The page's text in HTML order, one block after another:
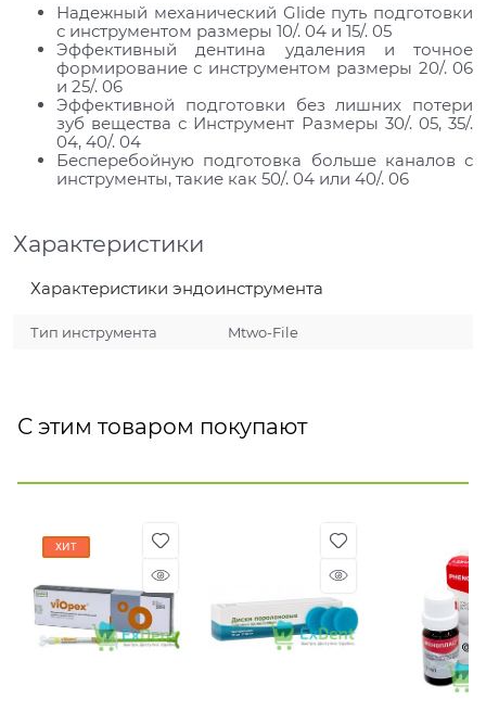
Надежный механический Glide путь подготовки
с инструментом размеры 10/. 04 и 15/. 05
Эффективный дентина удаления и точное
формирование с инструментом размеры 20/. 06
и 25/. 06
Эффективной подготовки без лишних потери
зуб вещества с Инструмент Размеры 30/. 05, 35/.
04, 40/. 04
Бесперебойную подготовка больше каналов с
инструменты, такие как 50/. 04 или 40/. 06
Характеристики
Характеристики эндоинструмента
Тип инструмента Mtwo-File
С этим товаром покупают
ХИТ